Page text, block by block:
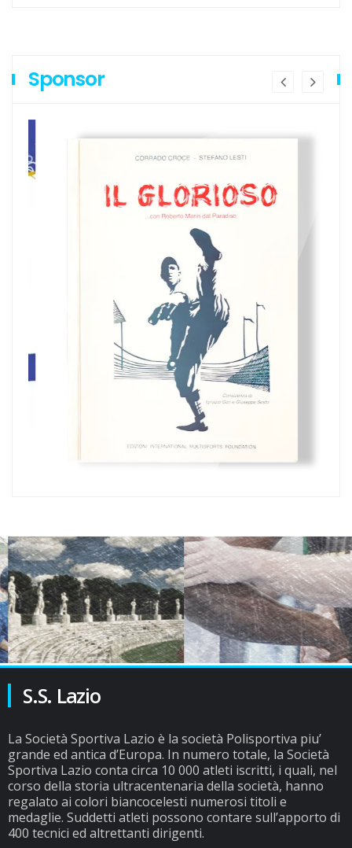
Sponsor
S.S. Lazio
La Società Sportiva Lazio è la società Polisportiva piu’
grande ed antica d’Europa. In numero totale, la Società
Sportiva Lazio conta circa 10 000 atleti iscritti, i quali, nel
corso della storia ultracentenaria della società, hanno
regalato ai colori biancocelesti numerosi titoli e
medaglie. Suddetti atleti possono contare sull’apporto di
400 tecnici ed altrettanti dirigenti.